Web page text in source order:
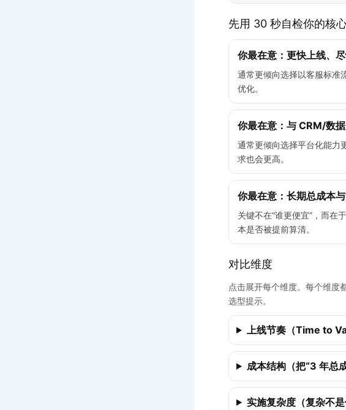
先用 30 秒自检你的核
你最在意：更快上线、
通常更倾向选择以客服标准
优化。
你最在意：与 CRM/数
通常更倾向选择平台化能力
求也会更高。
你最在意：长期总成本
关键不在“谁更便宜”，而在
本是否被提前算清。
对比维度
点击展开每个维度。每个维
选型提示。
上线节奏（Time to
成本结构（把“3 年总
实施复杂度（复杂不是